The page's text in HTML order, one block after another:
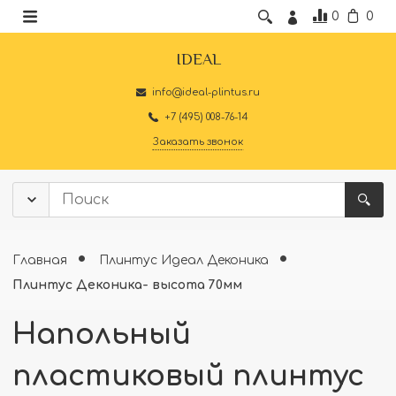
0 0
IDEAL
info@ideal-plintus.ru
+7 (495) 008-76-14
Заказать звонок
Главная
Плинтус Идеал Деконика
Плинтус Деконика- высота 70мм
Напольный
пластиковый плинтус